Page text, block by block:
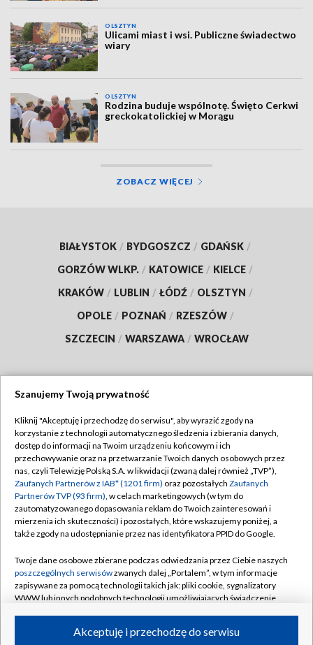
OLSZTYN
Ulicami miast i wsi. Publiczne świadectwo
wiary
OLSZTYN
Rodzina buduje wspólnotę. Święto Cerkwi
greckokatolickiej w Morągu
ZOBACZ WIĘCEJ
BIAŁYSTOK / BYDGOSZCZ / GDAŃSK /
GORZÓW WLKP. / KATOWICE / KIELCE /
KRAKÓW / LUBLIN / ŁÓDŹ / OLSZTYN /
OPOLE / POZNAŃ / RZESZÓW /
SZCZECIN / WARSZAWA / WROCŁAW
TVP
Abonament TVP
Emisja w TVP
Centrum informacji TVP
Naziemna Telewizja Cyfrowa
Rada Programowa
System NOS
Informacje o nadawcy
Program dla prasy
Regulamin TVP
Polityka prywatności
Moje zgody
Pomoc
Kontakt
Kanały
Szanujemy Twoją prywatność
Kliknij "Akceptuję i przechodzę do serwisu", aby wyrazić zgody na
korzystanie z technologii automatycznego śledzenia i zbierania danych,
dostęp do informacji na Twoim urządzeniu końcowym i ich
przechowywanie oraz na przetwarzanie Twoich danych osobowych przez
nas, czyli Telewizję Polską S.A. w likwidacji (zwaną dalej również „TVP”),
Zaufanych Partnerów z IAB* (1201 firm) oraz pozostałych Zaufanych
Partnerów TVP (93 firm), w celach marketingowych (w tym do
zautomatyzowanego dopasowania reklam do Twoich zainteresowań i
mierzenia ich skuteczności) i pozostałych, które wskazujemy poniżej, a
także zgody na udostępnianie przez nas identyfikatora PPID do Google.
Twoje dane osobowe zbierane podczas odwiedzania przez Ciebie naszych
poszczególnych serwisówzwanych dalej „Portalem”, w tym informacje
zapisywane za pomocą technologii takich jak: pliki cookie, sygnalizatory
WWW lub innych podobnych technologii umożliwiających świadczenie
ruchu w Internecie.Akceptuję i przechodzę do serwisu